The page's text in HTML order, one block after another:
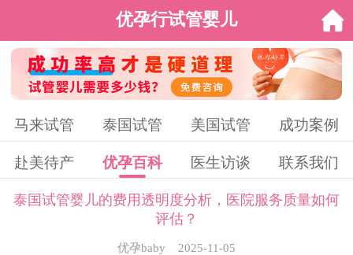
优孕行试管婴儿
马来试管 泰国试管 美国试管 成功案例
赴美待产 优孕百科 医生访谈 联系我们
泰国试管婴儿的费用透明度分析，医院服务质量如何
评估？
优孕baby 2025-11-05